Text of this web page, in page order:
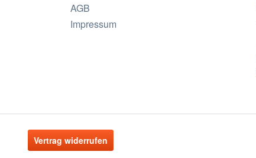
AGB
Impressum
Vertrag widerrufen